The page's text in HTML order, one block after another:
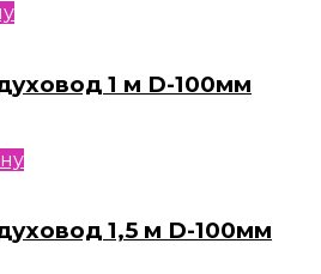
1 м D-100мм
1,5 м D-100мм